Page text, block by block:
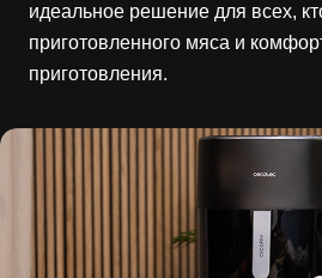
идеальное решение для всех,
приготовленного мяса и
приготовления.